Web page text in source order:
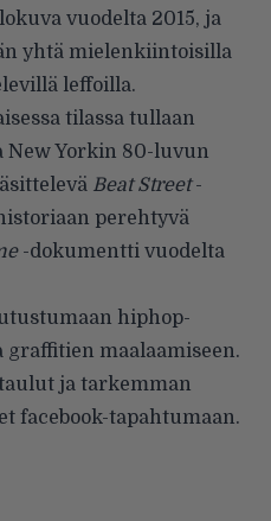
vuodelta 2015, ja
yhtä mielenkiintoisilla
leffoilla.
tilassa tullaan
New Yorkin 80-luvun
Beat Street-
perehtyvä
-dokumentti vuodelta
hiphop-
graffitien maalaamiseen.
ja tarkemman
facebook-tapahtumaan.